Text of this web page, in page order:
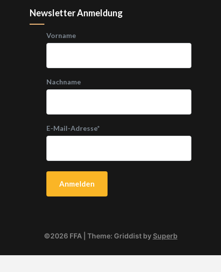
Newsletter Anmeldung
Vorname
Nachname
E-Mail-Adresse*
©2026 FFA | Theme: Griddist bySuperb